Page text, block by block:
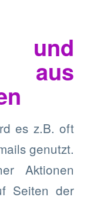
und
aus
es z.B. oft
genutzt.
Aktionen
Seiten der